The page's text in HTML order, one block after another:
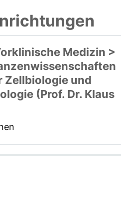
Medizin >
Zellbiologie und
(Prof. Dr. Klaus